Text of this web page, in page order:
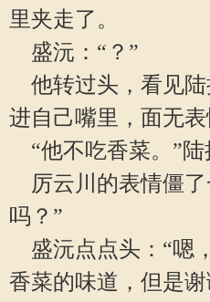
里夹走了。
盛沅：“？”
他转过头，看见陆
进自己嘴里，面无表
“他不吃香菜。”陆
厉云川的表情僵
吗？”
盛沅点点头：“嗯
香菜的味道，但是